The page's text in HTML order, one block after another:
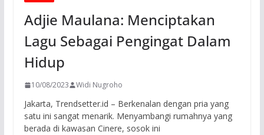
Adjie Maulana: Menciptakan
Lagu Sebagai Pengingat Dalam
Hidup
10/08/2023 Widi Nugroho
Jakarta, Trendsetter.id – Berkenalan dengan pria yang
satu ini sangat menarik. Menyambangi rumahnya yang
berada di kawasan Cinere, sosok ini